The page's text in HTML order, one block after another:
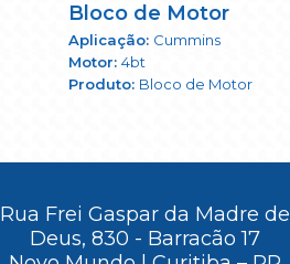
Bloco de Motor
Cummins
4bt
Bloco de Motor
Rua Frei Gaspar da Madre de
Deus, 830 - Barracão 17